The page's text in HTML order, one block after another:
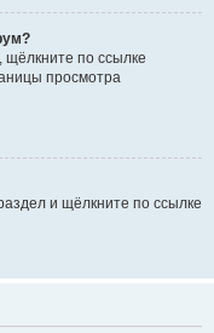
по ссылке
просмотра
и щёлкните по ссылке